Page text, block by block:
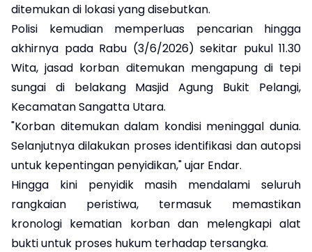
ditemukan di lokasi yang disebutkan.
Polisi kemudian memperluas pencarian hingga
akhirnya pada Rabu (3/6/2026) sekitar pukul 11.30
Wita, jasad korban ditemukan mengapung di tepi
sungai di belakang Masjid Agung Bukit Pelangi,
Kecamatan Sangatta Utara.
"Korban ditemukan dalam kondisi meninggal dunia.
Selanjutnya dilakukan proses identifikasi dan autopsi
untuk kepentingan penyidikan," ujar Endar.
Hingga kini penyidik masih mendalami seluruh
rangkaian peristiwa, termasuk memastikan
kronologi kematian korban dan melengkapi alat
bukti untuk proses hukum terhadap tersangka.